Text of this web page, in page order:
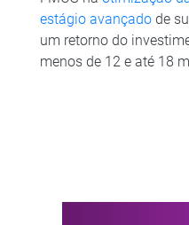
estágio avançadode
um retorno do
menos de 12 e até 18